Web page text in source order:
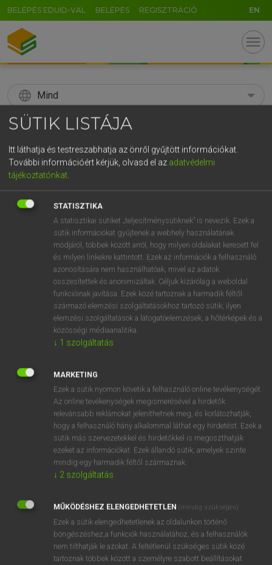
BELÉPÉS EDUID-VAL BELÉPÉS REGISZTRÁCIÓ EN
menu
language Mind
search
KERESÉS
Díjmentes angol szótár
soup-strainer fn levesszűrő
⚲ soup-strainerkeresése szótárainkban
DÍJMENTES ANGOL SZÓTÁR
soup plate
soup spoon
soup-stock
soup-strainer
SÜTIK LISTÁJA
Itt láthatja és testreszabhatja az önről gyűjtött információkat.
További információért kérjük, olvasd el az adatvédelmi
tájékoztatónkat
STATISZTIKA
A statisztikai sütiket „teljesítménysütiknek” is nevezik. Ezek a
sütik információkat gyűjtenek a webhely használatának
módjáról, többek között arról, hogy milyen oldalakat keresett fel
és milyen linkekre kattintott. Ezek az információk a felhasználó
azonosítására nem használhatóak, mivel az adatok
összesítettek és anonimizáltak. Céljuk kizárólag a weboldal
funkcióinak javítása. Ezek közé tartoznak a harmadik féltől
származó elemzési szolgáltatásokhoz tartozó sütik; ilyen
elemzési szolgáltatások a látogatóelemzések, a hőtérképek és a
közösségi médiaanalitika.
↓ 1 szolgáltatás
MARKETING
Ezek a sütik nyomon követik a felhasználó online tevékenységét.
Az online tevékenységek megismerésével a hirdetők
relevánsabb reklámokat jeleníthetnek meg, és korlátozhatják,
hogy a felhasználó hány alkalommal láthat egy hirdetést. Ezek a
sütik más szervezetekkel és hirdetőkkel is megoszthatják
ezeket az információkat. Ezek állandó sütik, amelyek szinte
mindig egy harmadik féltől származnak.
↓ 2 szolgáltatás
MŰKÖDÉSHEZ ELENGEDHETETLEN (mindig szükséges)
Ezek a sütik elengedhetetlenek az oldalunkon történő
böngészéshez,a funkciók használatához, és a felhasználók
nem tilthatják le azokat. A feltétlenül szükséges sütik közé
tartoznak többek között a személyre szabott beállításokat
GR
5 6 7 8 9 ö ü ó
r t z u i o p ő ú
k l ű
n m , . AltGr